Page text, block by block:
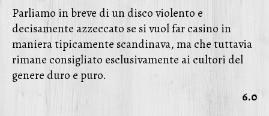
Parliamo in breve di un disco violento e
decisamente azzeccato se si vuol far casino in
maniera tipicamente scandinava, ma che tuttavia
rimane consigliato esclusivamente ai cultori del
genere duro e puro.
6.0